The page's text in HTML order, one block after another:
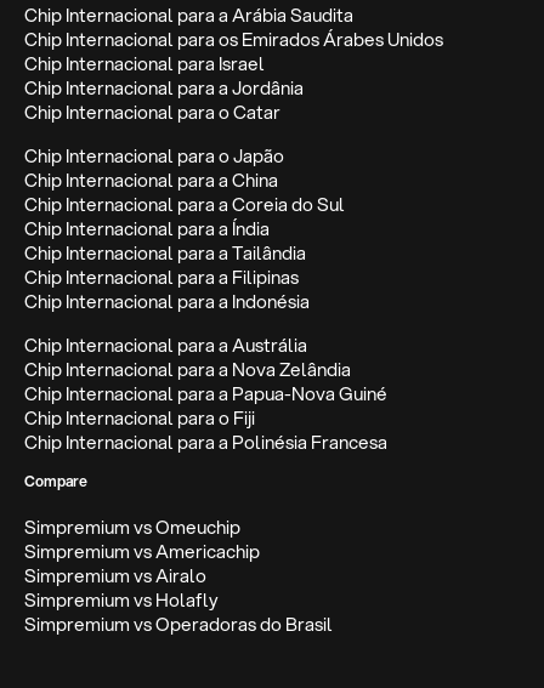
Chip Internacional para a Arábia Saudita
Chip Internacional para os Emirados Árabes Unidos
Chip Internacional para Israel
Chip Internacional para a Jordânia
Chip Internacional para o Catar
Chip Internacional para o Japão
Chip Internacional para a China
Chip Internacional para a Coreia do Sul
Chip Internacional para a Índia
Chip Internacional para a Tailândia
Chip Internacional para a Filipinas
Chip Internacional para a Indonésia
Chip Internacional para a Austrália
Chip Internacional para a Nova Zelândia
Chip Internacional para a Papua-Nova Guiné
Chip Internacional para o Fiji
Chip Internacional para a Polinésia Francesa
Compare
Simpremium vs Omeuchip
Simpremium vs Americachip
Simpremium vs Airalo
Simpremium vs Holafly
Simpremium vs Operadoras do Brasil